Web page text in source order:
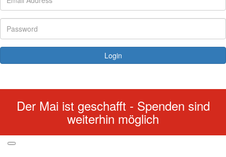
Login
Der Mai ist geschafft - Spenden sind
weiterhin möglich